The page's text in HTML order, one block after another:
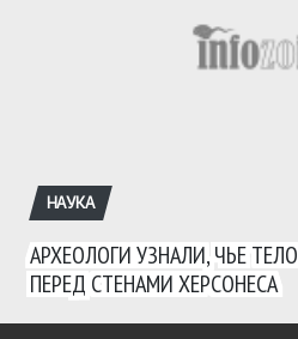
НАУКА
АРХЕОЛОГИ УЗНАЛИ, ЧЬЕ
ПЕРЕД СТЕНАМИ ХЕРСОНЕСА